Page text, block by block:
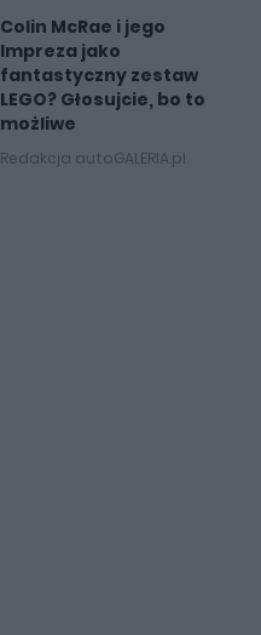
Colin McRae i jego
Impreza jako
fantastyczny zestaw
LEGO? Głosujcie, bo to
możliwe
Redakcja autoGALERIA.pl